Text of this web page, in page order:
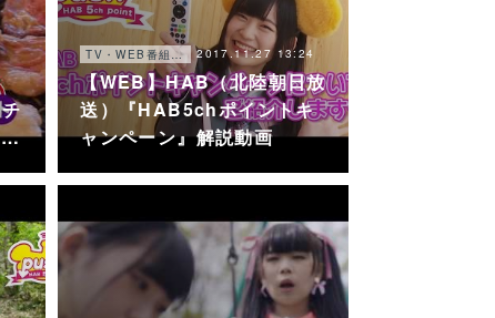
TV・WEB番組・他 2017.11.27 13:24
【WEB】HAB（北陸朝日放
送）『HAB5chポイントキ
ャンペーン』解説動画